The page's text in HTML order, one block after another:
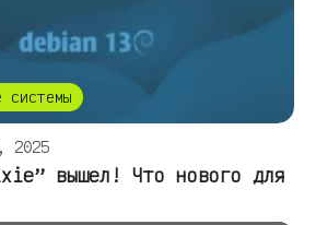
системы
2025
вышел! Что нового для